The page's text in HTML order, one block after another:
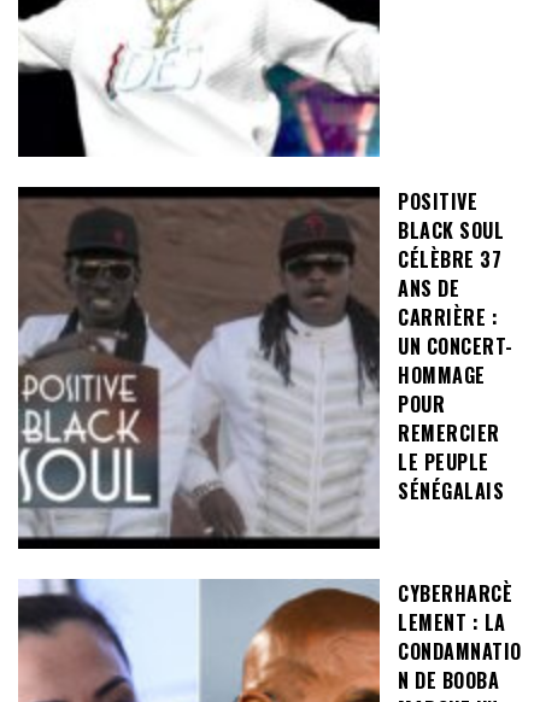
POSITIVE
BLACK SOUL
CÉLÈBRE 37
ANS DE
CARRIÈRE :
UN CONCERT-
HOMMAGE
POUR
REMERCIER
LE PEUPLE
SÉNÉGALAIS
CYBERHARCÈ
LEMENT : LA
CONDAMNATIO
N DE BOOBA